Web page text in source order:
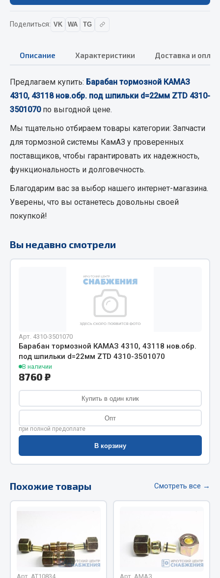
МЕТИЗЫ
Гайки
Кольца стопорные
Пресс-масленки
Пробки
Пружины
Хомуты
Весь раздел
Соединительные элементы
Адаптеры и переходники
Трубки, муфты, гайки
Угольники
Фитинги
Штуцеры
Инструмент
Крепежный инструмент
Режущий инструмент
Столярный инструмент
Показать ещё
Поделиться: VK WA TG
Описание Характеристики Доставка и
Предлагаем купить: Барабан тормозной КАМАЗ
4310, 43118 нов.обр. под шпильки d=22мм ZTD 4310-
3501070по выгодной цене.
Мы тщательно отбираем товары категории: Запчасти
для тормозной системы КамАЗ у проверенных
поставщиков, чтобы гарантировать их надежность,
функциональность и долговечность.
Благодарим вас за выбор нашего интернет-магазина.
Уверены, что вы останетесь довольны своей
покупкой!
Вы недавно смотрели
Арт. 4310-3501070
Барабан тормозной КАМАЗ 4310, 43118 нов.обр.
под шпильки d=22мм ZTD 4310-3501070
В наличии
8760 ₽
Купить в один клик
Опт
при полной предоплате
В корзину
Похожие товары Смотреть все →
Арт. AT10834 Арт. АМАЗ